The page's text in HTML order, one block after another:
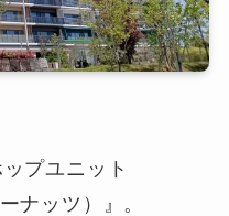
プユニット
ナッツ）』。